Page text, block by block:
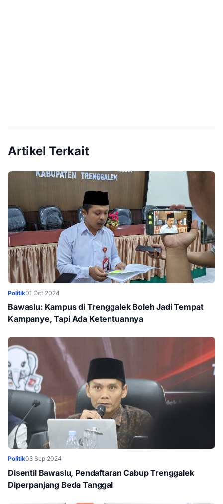
Artikel Terkait
Politik01 Oct 2024
Bawaslu: Kampus di Trenggalek Boleh Jadi Tempat
Kampanye, Tapi Ada Ketentuannya
Politik03 Sep 2024
Disentil Bawaslu, Pendaftaran Cabup Trenggalek
Diperpanjang Beda Tanggal